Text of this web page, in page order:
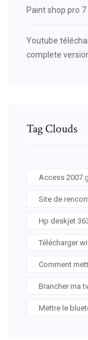
Paint shop pro
Youtube
complete
Tag Clouds
Access 2007
Site de
Hp deskjet
Télécharger
Comment
Brancher ma
Mettre le